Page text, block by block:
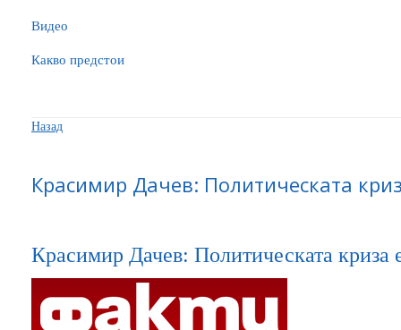
Видео
Какво предстои
Назад
Красимир Дачев: Политическата
Красимир Дачев: Политическата криза